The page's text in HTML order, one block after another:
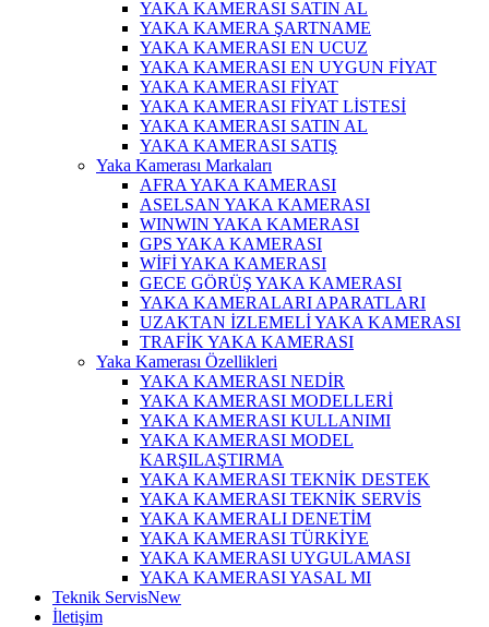
YAKA KAMERASI SATIN AL
YAKA KAMERA ŞARTNAME
YAKA KAMERASI EN UCUZ
YAKA KAMERASI EN UYGUN FİYAT
YAKA KAMERASI FİYAT
YAKA KAMERASI FİYAT LİSTESİ
YAKA KAMERASI SATIN AL
YAKA KAMERASI SATIŞ
Yaka Kamerası Markaları
AFRA YAKA KAMERASI
ASELSAN YAKA KAMERASI
WINWIN YAKA KAMERASI
GPS YAKA KAMERASI
WİFİ YAKA KAMERASI
GECE GÖRÜŞ YAKA KAMERASI
YAKA KAMERALARI APARATLARI
UZAKTAN İZLEMELİ YAKA KAMERASI
TRAFİK YAKA KAMERASI
Yaka Kamerası Özellikleri
YAKA KAMERASI NEDİR
YAKA KAMERASI MODELLERİ
YAKA KAMERASI KULLANIMI
YAKA KAMERASI MODEL
KARŞILAŞTIRMA
YAKA KAMERASI TEKNİK DESTEK
YAKA KAMERASI TEKNİK SERVİS
YAKA KAMERALI DENETİM
YAKA KAMERASI TÜRKİYE
YAKA KAMERASI UYGULAMASI
YAKA KAMERASI YASAL MI
Teknik ServisNew
İletişim